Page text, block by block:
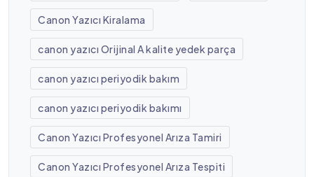
Canon Yazıcı Kiralama
canon yazıcı Orijinal A kalite yedek parça
canon yazıcı periyodik bakım
canon yazıcı periyodik bakımı
Canon Yazıcı Profesyonel Arıza Tamiri
Canon Yazıcı Profesyonel Arıza Tespiti